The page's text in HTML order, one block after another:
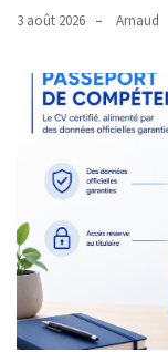
3 août 2026 Arnaud